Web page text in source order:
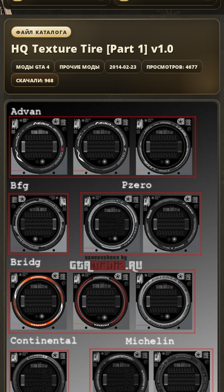
ФАЙЛ КАТАЛОГА
HQ Texture Tire [Part 1] v1.0
МОДЫ GTA 4 ПРОЧИЕ МОДЫ 2014-02-23
ПРОСМОТРОВ: 4677
СКАЧАЛИ: 968